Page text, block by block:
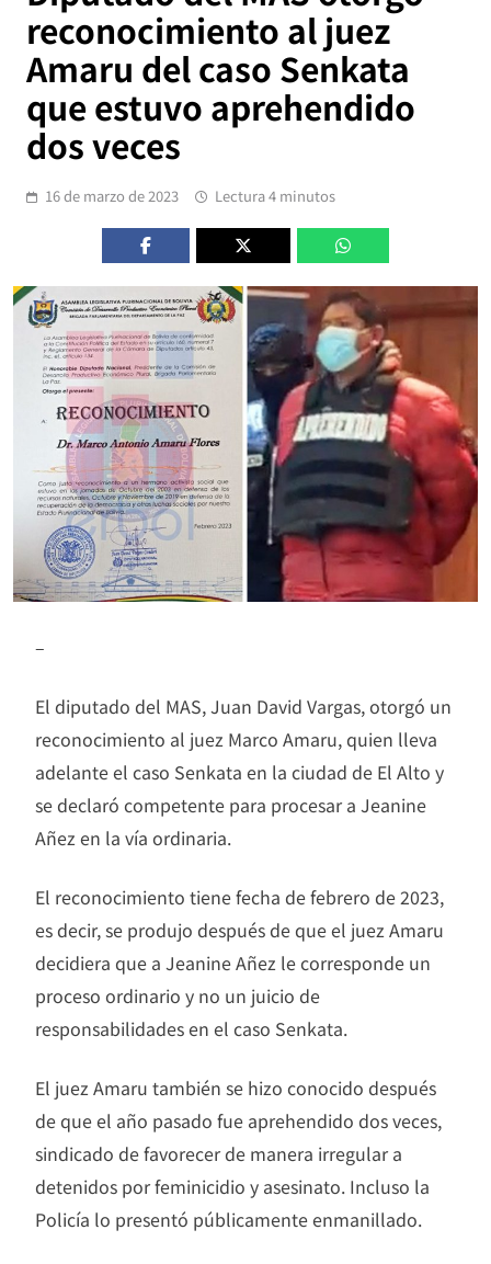
reconocimiento al juez
Amaru del caso Senkata
que estuvo aprehendido
dos veces
16 de marzo de 2023 Lectura 4 minutos
–
El diputado del MAS, Juan David Vargas, otorgó un
reconocimiento al juez Marco Amaru, quien lleva
adelante el caso Senkata en la ciudad de El Alto y
se declaró competente para procesar a Jeanine
Añez en la vía ordinaria.
El reconocimiento tiene fecha de febrero de 2023,
es decir, se produjo después de que el juez Amaru
decidiera que a Jeanine Añez le corresponde un
proceso ordinario y no un juicio de
responsabilidades en el caso Senkata.
El juez Amaru también se hizo conocido después
de que el año pasado fue aprehendido dos veces,
sindicado de favorecer de manera irregular a
detenidos por feminicidio y asesinato. Incluso la
Policía lo presentó públicamente enmanillado.